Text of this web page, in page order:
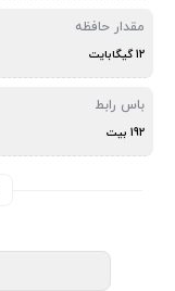
مقدار حافظه
12 گیگابایت
باس رابط
192 بیت